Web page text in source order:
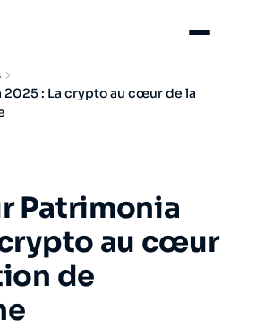
Menu
2025 : La crypto au cœur de la
Patrimonia
crypto au cœur
de